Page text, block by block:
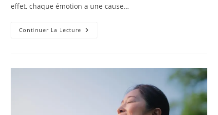
effet, chaque émotion a une cause…
Continuer La Lecture Comment
La
La